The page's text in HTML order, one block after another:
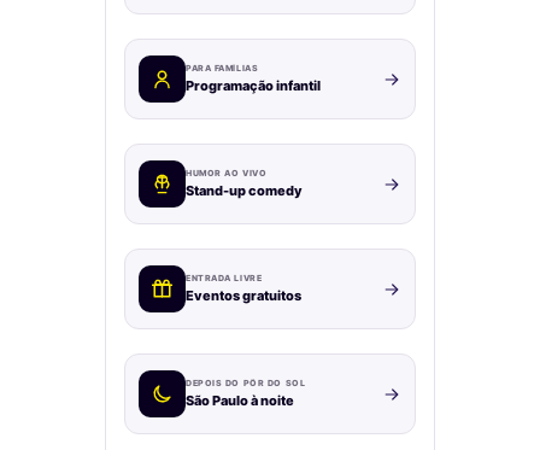
PARA FAMÍLIAS
Programação infantil
HUMOR AO VIVO
Stand-up comedy
ENTRADA LIVRE
Eventos gratuitos
DEPOIS DO PÔR DO SOL
São Paulo à noite